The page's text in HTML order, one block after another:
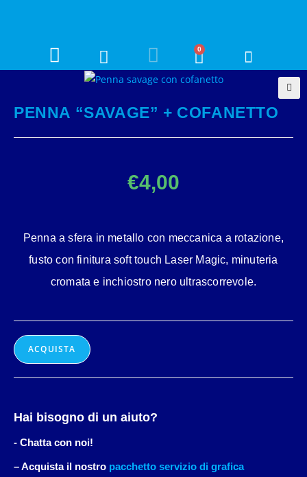
0
PENNA “SAVAGE” + COFANETTO
€4,00
Penna a sfera in metallo con meccanica a rotazione,
fusto con finitura soft touch Laser Magic, minuteria
cromata e inchiostro nero ultrascorrevole.
ACQUISTA
Hai bisogno di un aiuto?
- Chatta con noi!
– Acquista il nostro pacchetto servizio di grafica